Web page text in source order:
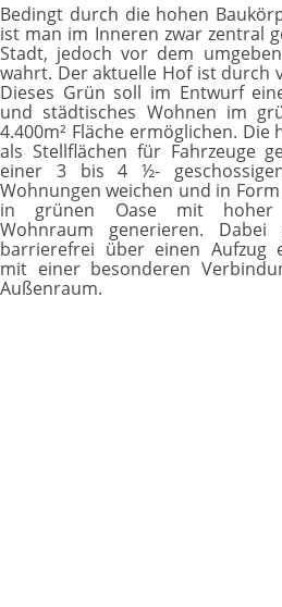
Bedingt durch die hohen
ist man im Inne­ren zwar zentral
Stadt, jedoch vor dem
wahrt. Der aktuelle Hof ist durch
Dieses Grün soll im Entwurf
und städtisches Wohnen im
4.400m² Fläche ermöglichen.
als Stellflächen für Fahrzeuge
einer 3 bis 4 ½-
Wohnungen weichen und in
in grünen Oase mit hoher
Wohnraum generieren.
barrierefrei über einen Aufzug
mit einer besonderen
Außenraum.